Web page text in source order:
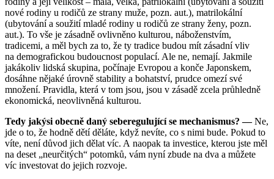
nové rodiny u rodičů ze strany muže, pozn. aut.), matrilokální
(ubytování a soužití mladé rodiny u rodičů ze strany ženy, pozn.
aut.). To vše je zásadně ovlivněno kulturou, náboženstvím,
tradicemi, a měl bych za to, že ty tradice budou mít zásadní vliv
na demografickou budoucnost populací. Ale ne, nemají. Jakmile
jakákoliv lidská skupina, počínaje Evropou a konče Japonskem,
dosáhne nějaké úrovně stability a bohatství, prudce omezí své
množení. Pravidla, která v tom jsou, jsou v zásadě zcela průhledně
ekonomická, neovlivněná kulturou.
Tedy jakýsi obecně daný seberegulující se mechanismus? —Ne,
jde o to, že hodně dětí děláte, když nevíte, co s nimi bude. Pokud to
víte, není důvod jich dělat víc. A naopak ta investice, kterou jste měl
na deset „neurčitých“ potomků, vám nyní zbude na dva a můžete
víc investovat do jejich rozvoje.